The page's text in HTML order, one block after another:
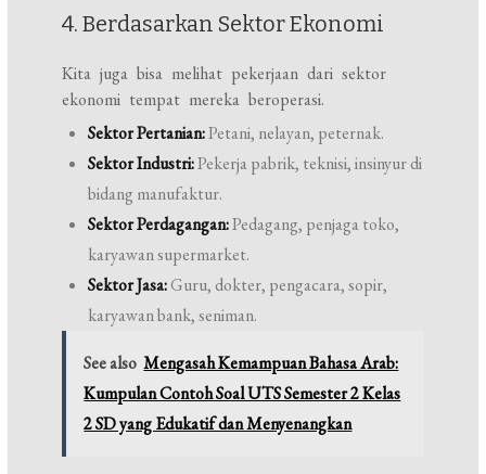
4. Berdasarkan Sektor Ekonomi
Kita juga bisa melihat pekerjaan dari sektor
ekonomi tempat mereka beroperasi.
Sektor Pertanian:Petani, nelayan, peternak.
Sektor Industri:Pekerja pabrik, teknisi, insinyur di
bidang manufaktur.
Sektor Perdagangan:Pedagang, penjaga toko,
karyawan supermarket.
Sektor Jasa:Guru, dokter, pengacara, sopir,
karyawan bank, seniman.
See also Mengasah Kemampuan Bahasa Arab:
Kumpulan Contoh Soal UTS Semester 2 Kelas
2 SD yang Edukatif dan Menyenangkan